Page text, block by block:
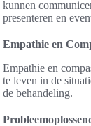
kunnen
presenteren en
Empathie en
Empathie en
te leven in de
de behandeling.